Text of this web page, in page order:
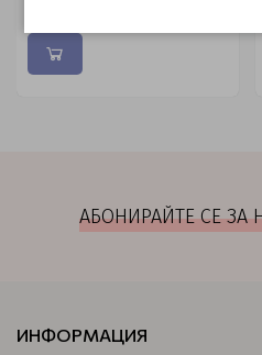
АБОНИРАЙТЕ СЕ
ИНФОРМАЦИЯ